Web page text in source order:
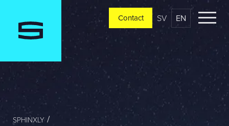
Contact
Please tell us a little bit about your current situation and
vision, and a representative will reach out ASAP
Jag är...
Contact SV EN
SPHINXLY